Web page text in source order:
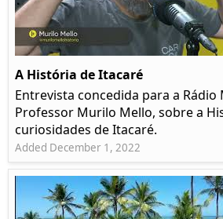
A História de Itacaré
Entrevista concedida para a
Professor Murilo Mello, sobre a
curiosidades de Itacaré.
Added December 1, 2022